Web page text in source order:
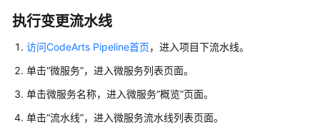
执行变更流水线
访问CodeArts Pipeline首页，进入项目下流水线。
单击“微服务”，进入微服务列表页面。
单击微服务名称，进入微服务“概览”页面。
单击“流水线”，进入微服务流水线列表页面。